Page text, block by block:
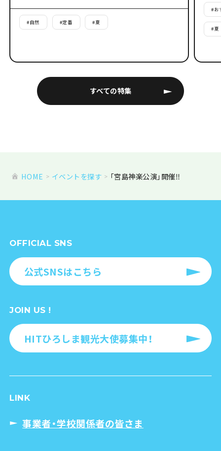
すべての特集
#自然 #定番 #夏
#お
#夏
HOME イベントを探す 「宮島神楽公演」開催‼
OFFICIAL SNS
公式SNSはこちら
JOIN US !
HITひろしま観光大使募集中！
LINK
事業者・学校関係者の皆さま